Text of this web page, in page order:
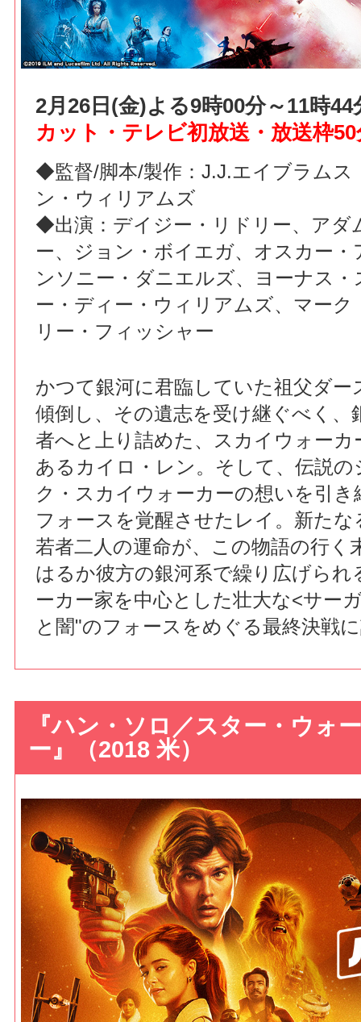
2月26日(金)よる9時00分～11時
カット・テレビ初放送・放送枠
◆監督/脚本/製作：J.J.エイブラム
ン・ウィリアムズ
◆出演：デイジー・リドリー、アダ
ー、ジョン・ボイエガ、オスカー
ンソニー・ダニエルズ、ヨーナス
ー・ディー・ウィリアムズ、マーク
リー・フィッシャー
かつて銀河に君臨していた祖父ダー
傾倒し、その遺志を受け継ぐべく、
者へと上り詰めた、スカイウォーカ
あるカイロ・レン。そして、伝説
ク・スカイウォーカーの想いを引き
フォースを覚醒させたレイ。新た
若者二人の運命が、この物語の行く
はるか彼方の銀河系で繰り広げられ
ーカー家を中心とした壮大な<サー
と闇"のフォースをめぐる最終決戦
『ハン・ソロ／スター・ウォ
ー』（2018 米）